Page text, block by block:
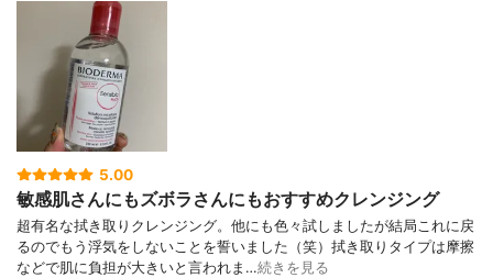
5.00
敏感肌さんにもズボラさんにもおすすめクレンジング
超有名な拭き取りクレンジング。他にも色々試しましたが結局これに戻
るのでもう浮気をしないことを誓いました（笑）拭き取りタイプは摩擦
などで肌に負担が大きいと言われま…続きを見る